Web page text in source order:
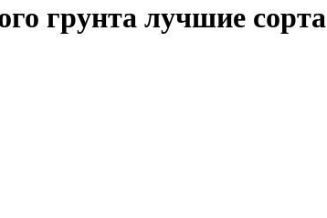
грунта лучшие сорта